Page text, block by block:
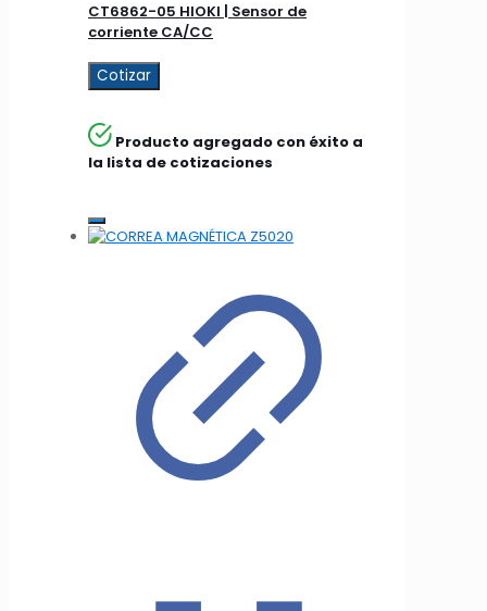
CT6862-05 HIOKI | Sensor de
corriente CA/CC
Cotizar
Producto agregado con éxito a
la lista de cotizaciones